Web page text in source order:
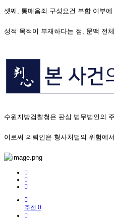
셋째, 통매음죄 구성요건 부합 여부
성적 목적이 부재하다는 점, 문맥 전
수원지방검찰청은 판심 법무법인의
이로써 의뢰인은 형사처벌의 위험에
추천 0